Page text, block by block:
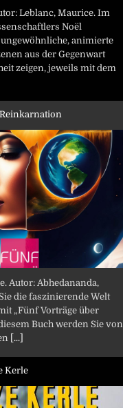
Leblanc, Maurice. Im
Noël
animierte
aus der Gegenwart
zeigen, jeweils mit dem
Autor: Abhedananda,
die faszinierende Welt
„Fünf Vorträge über
Buch werden Sie von
[...]
Kerle